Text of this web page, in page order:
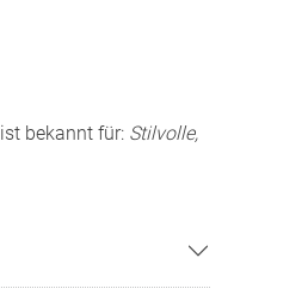
ist bekannt für: Stilvolle,